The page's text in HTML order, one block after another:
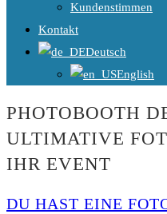
Kundenstimmen
Kontakt
Deutsch
English
PHOTOBOOTH
ULTIMATIVE
HR EVENT
DU HAST EINE